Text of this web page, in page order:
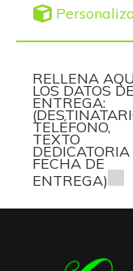
RELLENA
LOS DATOS DE
ENTREGA:
TELÉFONO,
TEXTO
DEDICATORIA
FECHA DE
ENTREGA)